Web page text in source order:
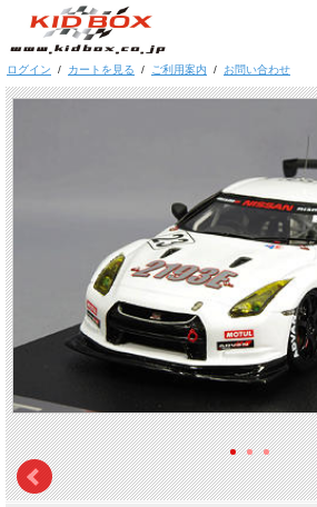
ログイン / カートを見る / ご利用案内 / お問い合わせ